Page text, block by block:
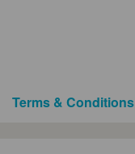
Terms & Conditions